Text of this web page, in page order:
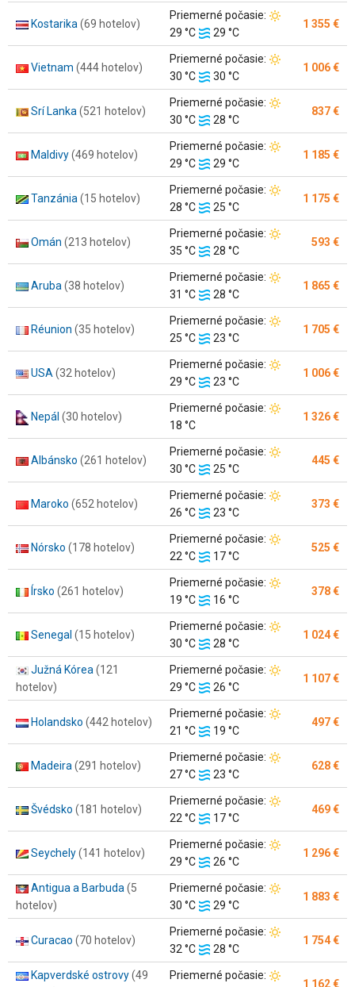
vody:
Kostarika (69 hotelov)
Priemerné počasie:
vzduchu:
29 °C
Teplota
vody:
29 °C
1 355 €
Vietnam (444 hotelov)
Priemerné počasie:
vzduchu:
30 °C
Teplota
vody:
30 °C
1 006 €
Srí Lanka (521 hotelov)
Priemerné počasie:
vzduchu:
30 °C
Teplota
vody:
28 °C
837 €
Maldivy(469 hotelov)
Priemerné počasie:
vzduchu:
29 °C
Teplota
vody:
29 °C
1 185 €
Tanzánia (15 hotelov)
Priemerné počasie:
vzduchu:
28 °C
Teplota
vody:
25 °C
1 175 €
Omán (213 hotelov)
Priemerné počasie:
vzduchu:
35 °C
Teplota
vody:
28 °C
593 €
Aruba (38 hotelov)
Priemerné počasie:
vzduchu:
31 °C
Teplota
vody:
28 °C
1 865 €
Réunion (35 hotelov)
Priemerné počasie:
vzduchu:
25 °C
Teplota
vody:
23 °C
1 705 €
USA (32 hotelov)
Priemerné počasie:
vzduchu:
29 °C
Teplota
vody:
23 °C
1 006 €
Nepál (30 hotelov)
Priemerné počasie:
vzduchu:
18 °C
1 326 €
Albánsko (261 hotelov)
Priemerné počasie:
vzduchu:
30 °C
Teplota
vody:
25 °C
445 €
Maroko (652 hotelov)
Priemerné počasie:
vzduchu:
26 °C
Teplota
vody:
23 °C
373 €
Nórsko (178 hotelov)
Priemerné počasie:
vzduchu:
22 °C
Teplota
vody:
17 °C
525 €
Írsko (261 hotelov)
Priemerné počasie:
vzduchu:
19 °C
Teplota
vody:
16 °C
378 €
Senegal (15 hotelov)
Priemerné počasie:
vzduchu:
30 °C
Teplota
vody:
28 °C
1 024 €
Južná Kórea (121
hotelov)
Priemerné počasie:
vzduchu:
29 °C
Teplota
vody:
26 °C
1 107 €
Holandsko (442 hotelov)
Priemerné počasie:
vzduchu:
21 °C
Teplota
vody:
19 °C
497 €
Madeira (291 hotelov)
Priemerné počasie:
vzduchu:
27 °C
Teplota
vody:
23 °C
628 €
Švédsko (181 hotelov)
Priemerné počasie:
vzduchu:
22 °C
Teplota
vody:
17 °C
469 €
Seychely(141 hotelov)
Priemerné počasie:
vzduchu:
29 °C
Teplota
vody:
26 °C
1 296 €
Antigua a Barbuda (5
hotelov)
Priemerné počasie:
vzduchu:
30 °C
Teplota
vody:
29 °C
1 883 €
Curacao (70 hotelov)
Priemerné počasie:
vzduchu:
32 °C
Teplota
vody:
28 °C
1 754 €
Kapverdské ostrovy(49
Priemerné počasie:
1 162 €